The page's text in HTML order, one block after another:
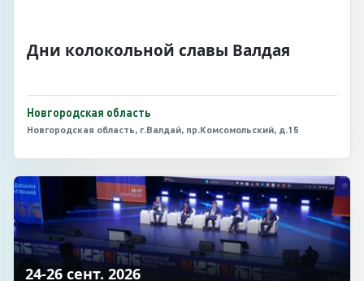
Дни колокольной славы Валдая
Новгородская область
Новгородская область, г.Валдай, пр.Комсомольский, д.15
24-26 сент. 2026